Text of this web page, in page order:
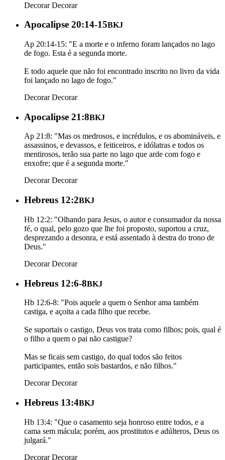
Decorar Decorar
Apocalipse 20:14-15BKJ
Ap 20:14-15: "E a morte e o inferno foram lançados no lago
de fogo. Esta é a segunda morte.
E todo aquele que não foi encontrado inscrito no livro da vida
foi lançado no lago de fogo."
Decorar Decorar
Apocalipse 21:8BKJ
Ap 21:8: "Mas os medrosos, e incrédulos, e os abomináveis, e
assassinos, e devassos, e feiticeiros, e idólatras e todos os
mentirosos, terão sua parte no lago que arde com fogo e
enxofre; que é a segunda morte."
Decorar Decorar
Hebreus 12:2BKJ
Hb 12:2: "Olhando para Jesus, o autor e consumador da nossa
fé, o qual, pelo gozo que lhe foi proposto, suportou a cruz,
desprezando a desonra, e está assentado à destra do trono de
Deus."
Decorar Decorar
Hebreus 12:6-8BKJ
Hb 12:6-8: "Pois aquele a quem o Senhor ama também
castiga, e açoita a cada filho que recebe.
Se suportais o castigo, Deus vos trata como filhos; pois, qual é
o filho a quem o pai não castigue?
Mas se ficais sem castigo, do qual todos são feitos
participantes, então sois bastardos, e não filhos."
Decorar Decorar
Hebreus 13:4BKJ
Hb 13:4: "Que o casamento seja honroso entre todos, e a
cama sem mácula; porém, aos prostitutos e adúlteros, Deus os
julgará."
Decorar Decorar